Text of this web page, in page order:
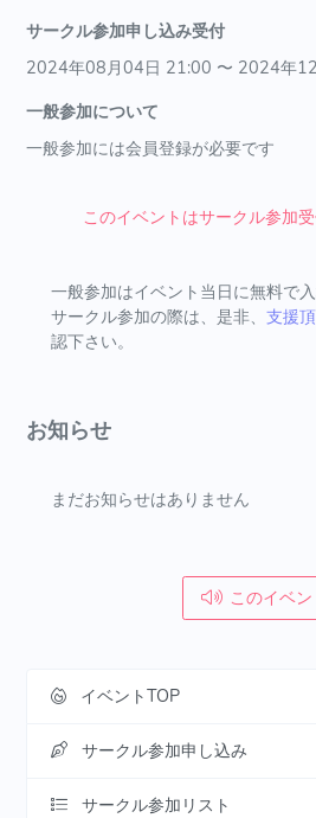
サークル参加申し込み受付
2024年08月04日 21:00 〜 2024年
一般参加について
一般参加には会員登録が必要です
このイベントはサークル参加
一般参加はイベント当日に無料で入
サークル参加の際は、是非、 支援
認下さい。
お知らせ
まだお知らせはありません
このイベ
イベントTOP
サークル参加申し込み
サークル参加リスト